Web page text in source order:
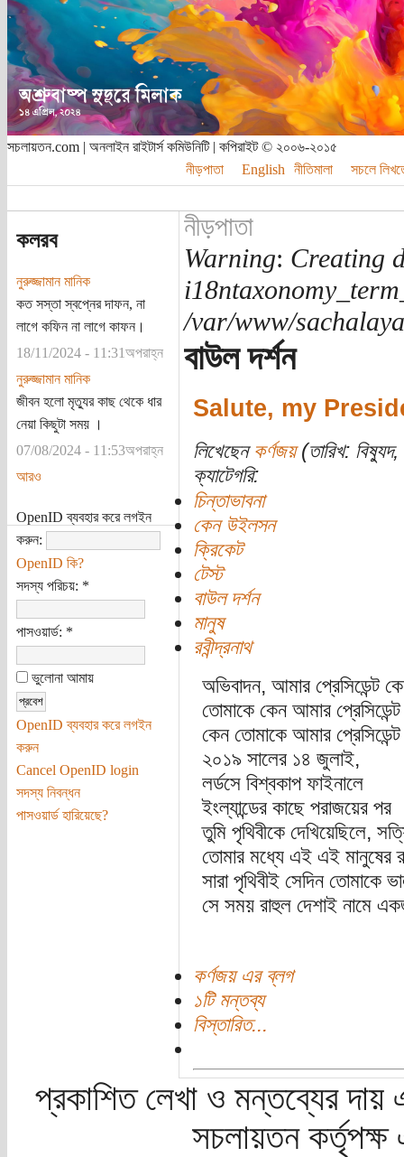
সচলায়তন.com | অনলাইন রাইটার্স কমিউনিটি | কপিরাইট © ২০০৬-২০১৫
নীড়পাতা
English নীতিমালা সচলে
কলরব
নুরুজ্জামান মানিক
কত সস্তা স্বপ্নের দাফন, না
লাগে কফিন না লাগে কাফন।
18/11/2024 - 11:31অপরাহ্ন
নুরুজ্জামান মানিক
জীবন হলো মৃত্যুর কাছ থেকে ধার
নেয়া কিছুটা সময় ।
07/08/2024 - 11:53অপরাহ্ন
আরও
OpenID ব্যবহার করে লগইন
করুন:
OpenID কি?
সদস্য পরিচয়: *
পাসওয়ার্ড: *
ভুলোনা আমায়
OpenID ব্যবহার করে লগইন
করুন
Cancel OpenID login
সদস্য নিবন্ধন
পাসওয়ার্ড হারিয়েছে?
নীড়পাতা
Warning: Creating
/var/www/
বাউল দর্শন
Salute, my
লিখেছেন কর্ণজয়(তারিখ:
ক্যাটেগরি:
চিন্তাভাবনা
কেন উইলসন
ক্রিকেট
টেস্ট
বাউল দর্শন
মানুষ
রবীন্দ্রনাথ
অভিবাদন, আমার প্রেসিডেন্ট
তোমাকে কেন আমার
কেন তোমাকে আমার
২০১৯ সালের ১৪ জুলাই,
লর্ডসে বিশ্বকাপ ফাইনালে
ইংল্যান্ডের কাছে পরাজয়ের পর
তুমি পৃথিবীকে দেখিয়েছিলে,
তোমার মধ্যে এই এই মানুষের
সারা পৃথিবীই সেদিন তোমাকে
সে সময় রাহুল দেশাই নামে
কর্ণজয় এর ব্লগ
১টি মন্তব্য
বিস্তারিত...
প্রকাশিত লেখা ও মন্তব্যের দায়
সচলায়তন